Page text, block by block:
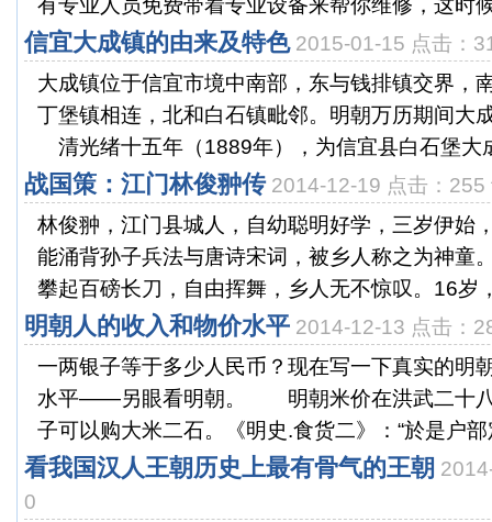
有专业人员免费带着专业设备来帮你维修，这时
信宜大成镇的由来及特色 2015-01-15 点击：
大成镇位于信宜市境中南部，东与钱排镇交界，
丁堡镇相连，北和白石镇毗邻。明朝万历期间
清光绪十五年（1889年），为信宜县白石堡大
战国策：江门林俊翀传 2014-12-19 点击：255
林俊翀，江门县城人，自幼聪明好学，三岁伊始
能涌背孙子兵法与唐诗宋词，被乡人称之为神童
攀起百磅长刀，自由挥舞，乡人无不惊叹。16岁
明朝人的收入和物价水平 2014-12-13 点击：
一两银子等于多少人民币？现在写一下真实的明
水平——另眼看明朝。 明朝米价在洪武二十八
子可以购大米二石。《明史.食货二》：“於是户
看我国汉人王朝历史上最有骨气的王朝
0